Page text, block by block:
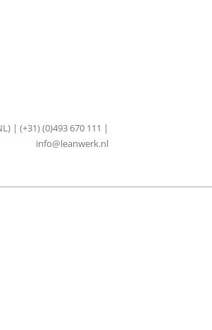
| (+31) (0)493 670 111 |
info@leanwerk.nl